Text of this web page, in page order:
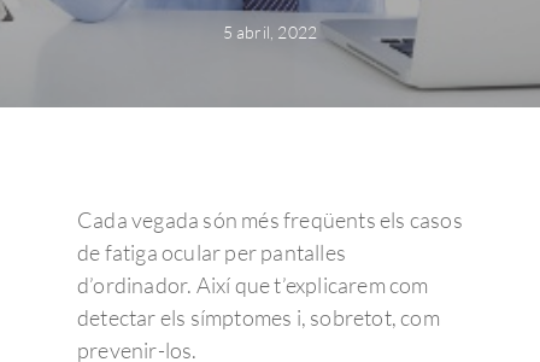
5 abril, 2022
Cada vegada són més freqüents els casos
de fatiga ocular per pantalles
d’ordinador. Així que t’explicarem com
detectar els símptomes i, sobretot, com
prevenir-los.